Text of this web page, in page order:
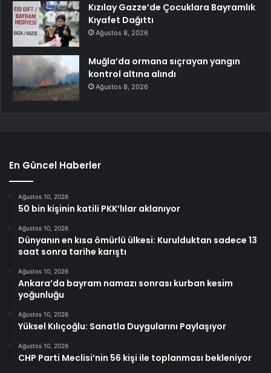
Kızılay Gazze’de Çocuklara Bayramlık
Kıyafet Dağıttı
Ağustos 8, 2026
Muğla’da ormana sıçrayan yangın
kontrol altına alındı
Ağustos 8, 2026
En Güncel Haberler
Ağustos 10, 2026
50 bin kişinin katili PKK’lılar aklanıyor
Ağustos 10, 2026
Dünyanın en kısa ömürlü ülkesi: Kurulduktan sadece 13
saat sonra tarihe karıştı
Ağustos 10, 2026
Ankara’da bayram namazı sonrası kurban kesim
yoğunluğu
Ağustos 10, 2026
Yüksel Kılıçoğlu: Sanatla Duygularını Paylaşıyor
Ağustos 10, 2026
CHP Parti Meclisi’nin 56 kişi ile toplanması bekleniyor